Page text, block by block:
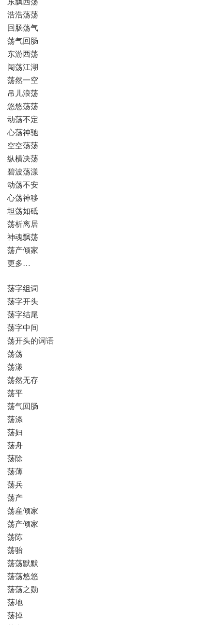
浩浩荡荡
回肠荡气
荡气回肠
东游西荡
闯荡江湖
荡然一空
吊儿浪荡
悠悠荡荡
动荡不定
心荡神驰
空空荡荡
纵横决荡
碧波荡漾
动荡不安
心荡神移
坦荡如砥
荡析离居
神魂飘荡
荡产倾家
更多…
荡字组词
荡字开头
荡字结尾
荡字中间
荡开头的词语
荡荡
荡漾
荡然无存
荡平
荡气回肠
荡涤
荡妇
荡舟
荡除
荡薄
荡兵
荡产
荡産倾家
荡产倾家
荡陈
荡骀
荡荡默默
荡荡悠悠
荡荡之勋
荡地
荡掉